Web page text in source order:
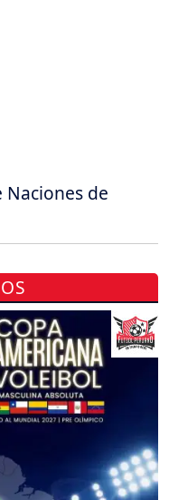
Naciones de